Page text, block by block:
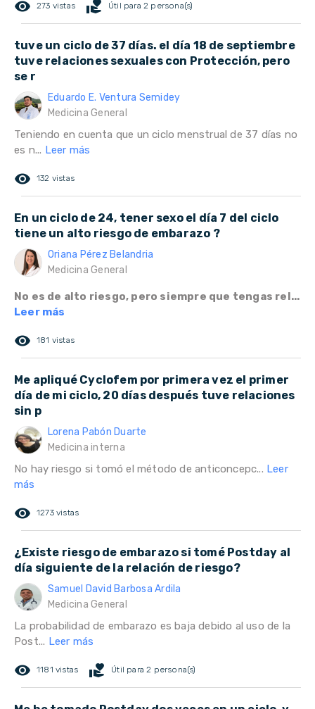
remove_red_eye 273 vistas volunteer_activism Útil para 2 persona(s)
tuve un ciclo de 37 días. el día 18 de septiembre
tuve relaciones sexuales con Protección, pero
se r
Eduardo E. Ventura Semidey
Medicina General
Teniendo en cuenta que un ciclo menstrual de 37 días no
es n... Leer más
remove_red_eye 132 vistas
En un ciclo de 24, tener sexo el día 7 del ciclo
tiene un alto riesgo de embarazo ?
Oriana Pérez Belandria
Medicina General
No es de alto riesgo, pero siempre que tengas rel...
Leer más
remove_red_eye 181 vistas
Me apliqué Cyclofem por primera vez el primer
día de mi ciclo, 20 días después tuve relaciones
sin p
Lorena Pabón Duarte
Medicina interna
No hay riesgo si tomó el método de anticoncepc... Leer
más
remove_red_eye 1273 vistas
¿Existe riesgo de embarazo si tomé Postday al
día siguiente de la relación de riesgo?
Samuel David Barbosa Ardila
Medicina General
La probabilidad de embarazo es baja debido al uso de la
Post... Leer más
remove_red_eye 1181 vistas volunteer_activism Útil para 2 persona(s)